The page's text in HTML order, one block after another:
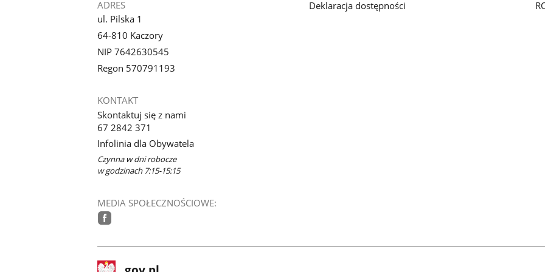
ADRES
ul. Pilska 1
64-810 Kaczory
NIP 7642630545
Regon 570791193
KONTAKT
Skontaktuj się z nami
67 2842 371
Infolinia dla Obywatela
Czynna w dni robocze
w godzinach 7:15-15:15
MEDIA SPOŁECZNOŚCIOWE:
Deklaracja dostępności
stopkaStrona